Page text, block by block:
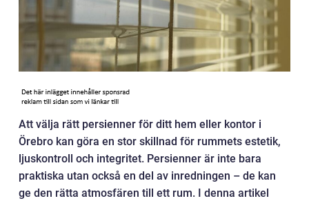
Att välja rätt persienner för ditt hem eller kontor i
Örebro kan göra en stor skillnad för rummets estetik,
ljuskontroll och integritet. Persienner är inte bara
praktiska utan också en del av inredningen – de kan
ge den rätta atmosfären till ett rum. I denna artikel